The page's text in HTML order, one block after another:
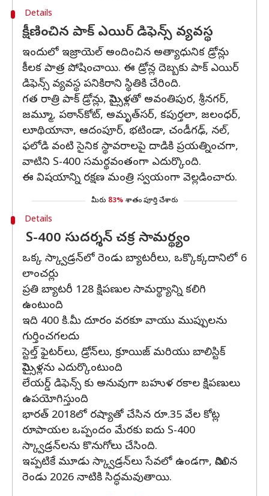
Details
క్షీణించిన పాక్ ఎయిర్ డిఫెన్స్ వ్యవస్థ
ఇందులో ఇజ్రాయెల్‌ అందించిన అత్యాధునిక డ్రోన్లు
కీలక పాత్ర పోషించాయి. ఈ డ్రోన్ల దెబ్బకు పాక్ ఎయిర్
డిఫెన్స్ వ్యవస్థ పనికిరాని స్థితికి చేరింది.
గత రాత్రి పాక్ డ్రోన్లు, మిస్సైళ్లతో అవంతిపుర, శ్రీనగర్,
జమ్మూ, పఠాన్‌కోట్, అమృత్‌సర్, కపుర్తలా, జలంధర్,
లూథియానా, ఆదంపూర్, భటిండా, చండీగఢ్, నల్,
ఫలోడి వంటి సైనిక స్థావరాలపై దాడికి ప్రయత్నించగా,
వాటిని S-400 సమర్థవంతంగా ఎదుర్కొంది.
ఈ విషయాన్ని రక్షణ మంత్రి స్వయంగా వెల్లడించారు.
మీరు 83% శాతం పూర్తి చేశారు
Details
S-400 సుదర్శన్ చక్ర సామర్థ్యం
ఒక్క స్క్వాడ్రన్‌లో రెండు బ్యాటరీలు, ఒక్కొక్కదానిలో 6
లాంచర్లు
ప్రతి బ్యాటరీ 128 క్షిపణుల సామర్థ్యాన్ని కలిగి
ఉంటుంది
ఇది 400 కి.మీ దూరం వరకూ వాయు ముప్పులను
గుర్తించగలదు
స్టెల్త్ ఫైటర్‌లు, డ్రోన్‌లు, క్రూయిజ్ మరియు బాలిస్టిక్
మిస్సైళ్లను ఎదుర్కొంటుంది
లేయర్డ్ డిఫెన్స్‌ కు అనువుగా బహుళ రకాల క్షిపణులు
ఉపయోగిస్తుంది
భారత్ 2018లో రష్యాతో చేసిన రూ.35 వేల కోట్ల
రూపాయల ఒప్పందం మేరకు ఐదు S-400
స్క్వాడ్రన్‌లను కొనుగోలు చేసింది.
ఇప్పటికే మూడు స్క్వాడ్రన్‌లు సేవలో ఉండగా, మిగిలిన
రెండు 2026 నాటికి సిద్ధమవుతాయి.